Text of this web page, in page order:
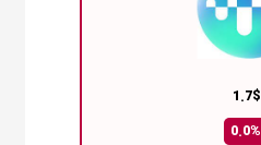
1.7$
0.0%